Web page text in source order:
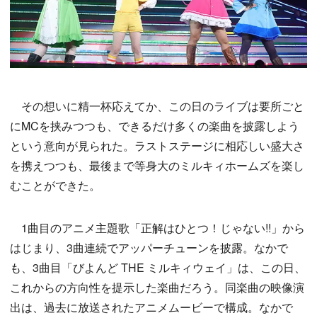
その想いに精一杯応えてか、この日のライブは要所ごと
にMCを挟みつつも、できるだけ多くの楽曲を披露しよう
という意向が見られた。ラストステージに相応しい盛大さ
を携えつつも、最後まで等身大のミルキィホームズを楽し
むことができた。
1曲目のアニメ主題歌「正解はひとつ！じゃない!!」から
はじまり、3曲連続でアッパーチューンを披露。なかで
も、3曲目「びよんど THE ミルキィウェイ」は、この日、
これからの方向性を提示した楽曲だろう。同楽曲の映像演
出は、過去に放送されたアニメムービーで構成。なかで